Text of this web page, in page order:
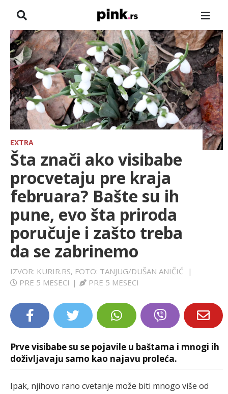
NASLOVNA
VESTI
ZADRUGA
SHOWBIZ
HRONIKA
PINKOVE ZVEZDE
ODEON
SPORT
LIFESTYLE
EXTRA
Šta znači ako visibabe
procvetaju pre kraja
februara? Bašte su ih
pune, evo šta priroda
poručuje i zašto treba
da se zabrinemo
IZVOR: KURIR.RS, FOTO: TANJUG/DUŠAN ANIČIĆ
|
PRE 5 MESECI | PRE 5 MESECI
Prve visibabe su se pojavile u baštama i mnogi ih
doživljavaju samo kao najavu proleća.
Ipak, njihovo rano cvetanje može biti mnogo više od